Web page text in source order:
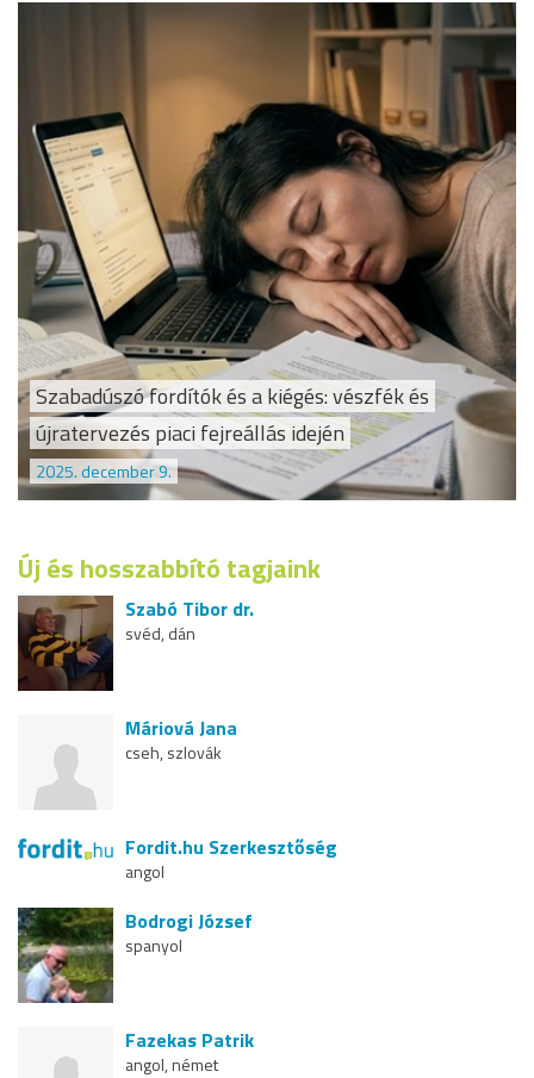
Szabadúszó fordítók és a kiégés: vészfék és
újratervezés piaci fejreállás idején
2025. december 9.
Új és hosszabbító tagjaink
Szabó Tibor dr.
svéd, dán
Máriová Jana
cseh, szlovák
Fordit.hu Szerkesztőség
angol
Bodrogi József
spanyol
Fazekas Patrik
angol, német